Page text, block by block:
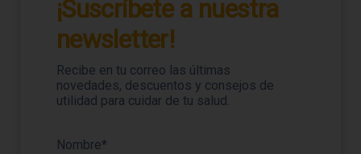
¡Suscríbete a nuestra
newsletter!
Recibe en tu correo las últimas
novedades, descuentos y consejos de
utilidad para cuidar de tu salud.
Nombre*